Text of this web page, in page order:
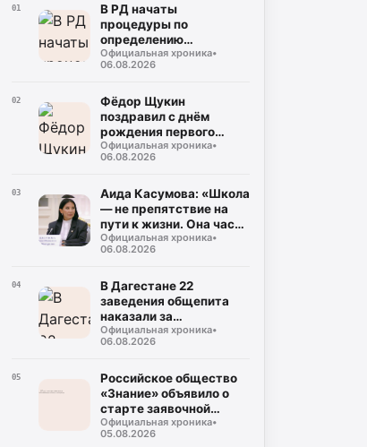
01
В РД начаты
процедуры по
определению
подрядчика для
строительства
Махачкалы
Официальная хроника•
06.08.2026
02
Фёдор Щукин
поздравил с днём
рождения первого
президента РД Муху
Алиева
Официальная хроника•
06.08.2026
03
Аида Касумова: «Школа
— не препятствие на
пути к жизни. Она часть
подготовки к этой
жизни»
Официальная хроника•
06.08.2026
04
В Дагестане 22
заведения общепита
наказали за
использование мясо-
молочной продукции
Официальная хроника•
06.08.2026
05
Российское общество
«Знание» объявило о
старте заявочной
кампании на соискание
Просветительской
Официальная хроника•
05.08.2026